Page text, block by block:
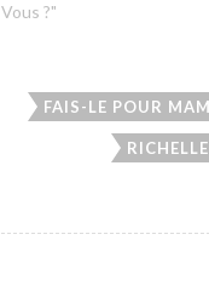
Vous ?"
FAIS-LE POUR